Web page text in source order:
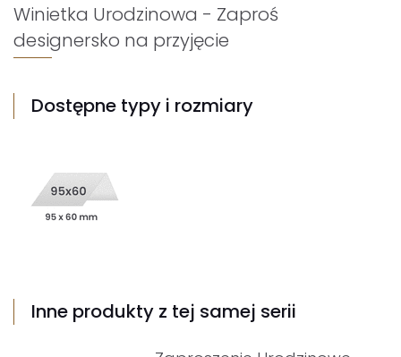
Winietka Urodzinowa - Zaproś
designersko na przyjęcie
Dostępne typy i rozmiary
Inne produkty z tej samej serii